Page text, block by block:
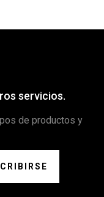
servicios.
de productos y